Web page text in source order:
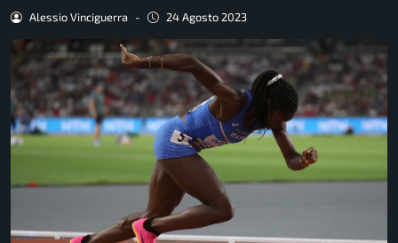
Alessio Vinciguerra - 24 Agosto 2023